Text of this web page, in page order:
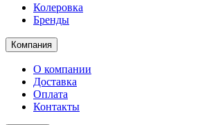
Колеровка
Бренды
Компания
О компании
Доставка
Оплата
Контакты